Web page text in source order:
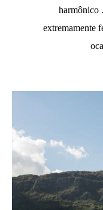
harmônico
extremamente